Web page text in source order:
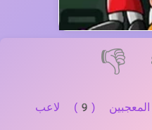
👎
(9) لاعب